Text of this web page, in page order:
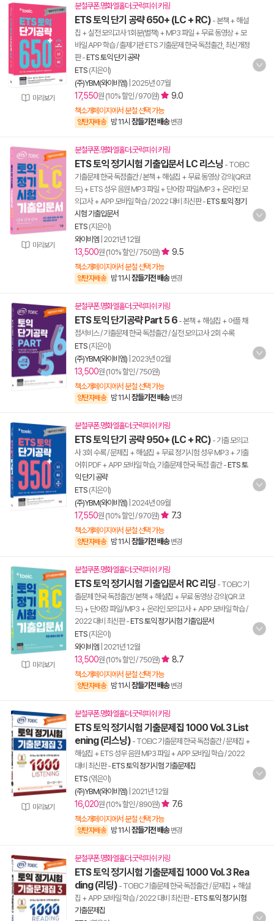
미리보기
분철쿠폰.명화엘홀더.굿럭피쉬 키링
ETS 토익 단기 공략 650+ (LC + RC) - 본책 + 해설
집 + 실전 모의고사 1회분(별책) + MP3 파일 + 무료 동영상 + 모
바일 APP 학습 / 출제기관 ETS 기출문제 한국 독점출간, 최신개정
판-ETS 토익 단기 공략
ETS (지은이)
(주)YBM(와이비엠) 2025년 07월
17,550원 (10% 할인 / 970원) 9.0
책소개페이지에서 분철 선택 가능
양탄자배송 밤 11시 잠들기전 배송 변경
미리보기
분철쿠폰.명화엘홀더.굿럭피쉬 키링
ETS 토익 정기시험 기출입문서 LC 리스닝 - TOEIC
기출문제 한국 독점출간 / 본책 + 해설집 + 무료 동영상 강의(QR코
드) + ETS 성우 음원 MP3 파일 + 단어장 파일/MP3 + 온라인 모
의고사 + APP 모바일 학습 / 2022 대비 최신판-ETS 토익 정기
시험 기출입문서
ETS (지은이)
와이비엠 2021년 12월
13,500원 (10% 할인 / 750원) 9.5
책소개페이지에서 분철 선택 가능
양탄자배송 밤 11시 잠들기전 배송 변경
분철쿠폰.명화엘홀더.굿럭피쉬 키링
ETS 토익 단기공략 Part 5 6 - 본책 + 해설집 + 어플 채
점서비스 / 기출문제 한국 독점출간 / 실전 모의고사 2회 수록
ETS (지은이)
(주)YBM(와이비엠) 2023년 02월
13,500원 (10% 할인 / 750원)
책소개페이지에서 분철 선택 가능
양탄자배송 밤 11시 잠들기전 배송 변경
분철쿠폰.명화엘홀더.굿럭피쉬 키링
ETS 토익 단기 공략 950+ (LC + RC) - 기출 모의고
사 3회 수록 / 문제집 + 해설집 + 무료 정기시험 성우 MP3 + 기출
어휘 PDF + APP 모바일 학습, 기출문제 한국 독점 출간-ETS 토
익 단기 공략
ETS (지은이)
(주)YBM(와이비엠) 2024년 09월
17,550원 (10% 할인 / 970원) 7.3
책소개페이지에서 분철 선택 가능
양탄자배송 밤 11시 잠들기전 배송 변경
미리보기
분철쿠폰.명화엘홀더.굿럭피쉬 키링
ETS 토익 정기시험 기출입문서 RC 리딩 - TOEIC 기
출문제 한국 독점출간/ 본책 + 해설집 + 무료 동영상 강의(QR 코
드) + 단어장 파일/ MP3 + 온라인 모의고사 + APP 모바일 학습 /
2022 대비 최신판-ETS 토익 정기시험 기출입문서
ETS (지은이)
와이비엠 2021년 12월
13,500원 (10% 할인 / 750원) 8.7
책소개페이지에서 분철 선택 가능
양탄자배송 밤 11시 잠들기전 배송 변경
미리보기
분철쿠폰.명화엘홀더.굿럭피쉬 키링
ETS 토익 정기시험 기출문제집 1000 Vol. 3 List
ening (리스닝) - TOEIC 기출문제 한국 독점출간 / 문제집 +
해설집 + ETS 성우 음원 MP3 파일 + APP 모바일 학습 / 2022
대비 최신판-ETS 토익 정기시험 기출문제집
ETS (엮은이)
(주)YBM(와이비엠) 2021년 12월
16,020원 (10% 할인 / 890원) 7.6
책소개페이지에서 분철 선택 가능
양탄자배송 밤 11시 잠들기전 배송 변경
분철쿠폰.명화엘홀더.굿럭피쉬 키링
ETS 토익 정기시험 기출문제집 1000 Vol. 3 Rea
ding (리딩) - TOEIC 기출문제 한국 독점출간 / 문제집 + 해설
집 + APP 모바일 학습 / 2022 대비 최신판-ETS 토익 정기시험
기출문제집